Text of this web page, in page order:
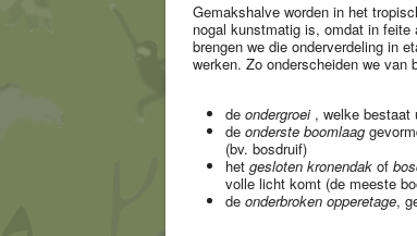
Gemakshalve worden in het
nogal kunstmatig is, omdat in feite
brengen we die onderverdeling in
werken. Zo onderscheiden we van
de ondergroei, welke bestaat
de onderste boomlaag
(bv. bosdruif)
het gesloten kronendak of
volle licht komt (de meeste
de onderbroken opperetage,